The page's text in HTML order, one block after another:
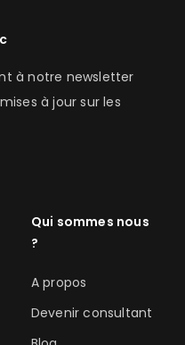
Qui sommes nous
?
A propos
Devenir consultant
à notre newsletter
à jour sur les